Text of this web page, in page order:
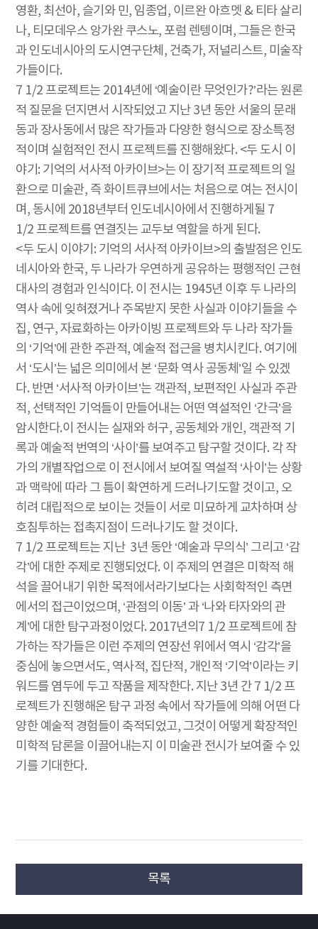
영환, 최선아, 슬기와 민, 임종업, 이르완 아흐멧 & 티타 살리
나, 티모데우스 앙가완 쿠스노, 포럼 렌텡이며, 그들은 한국
과 인도네시아의 도시연구단체, 건축가, 저널리스트, 미술작
가들이다.
7 1/2 프로젝트는 2014년에 ‘예술이란 무엇인가?’라는 원론
적 질문을 던지면서 시작되었고 지난 3년 동안 서울의 문래
동과 장사동에서 많은 작가들과 다양한 형식으로 장소특정
적이며 실험적인 전시 프로젝트를 진행해왔다. <두 도시 이
야기: 기억의 서사적 아카이브>는 이 장기적 프로젝트의 일
환으로 미술관, 즉 화이트큐브에서는 처음으로 여는 전시이
며, 동시에 2018년부터 인도네시아에서 진행하게될 7
1/2 프로젝트를 연결짓는 교두보 역할을 하게 된다.
<두 도시 이야기: 기억의 서사적 아카이브>의 출발점은 인도
네시아와 한국, 두 나라가 우연하게 공유하는 평행적인 근현
대사의 경험과 인식이다. 이 전시는 1945년 이후 두 나라의
역사 속에 잊혀졌거나 주목받지 못한 사실과 이야기들을 수
집, 연구, 자료화하는 아카이빙 프로젝트와 두 나라 작가들
의 ‘기억’에 관한 주관적, 예술적 접근을 병치시킨다. 여기에
서 ‘도시’는 넓은 의미에서 본 ‘문화 역사 공동체’일 수 있겠
다. 반면 ‘서사적 아카이브’는 객관적, 보편적인 사실과 주관
적, 선택적인 기억들이 만들어내는 어떤 역설적인 ‘간극’을
암시한다.이 전시는 실재와 허구, 공동체와 개인, 객관적 기
록과 예술적 번역의 ‘사이’를 보여주고 탐구할 것이다. 각 작
가의 개별작업으로 이 전시에서 보여질 역설적 ‘사이’는 상황
과 맥락에 따라 그 틈이 확연하게 드러나기도할 것이고, 오
히려 대립적으로 보이는 것들이 서로 미묘하게 교차하며 상
호침투하는 접촉지점이 드러나기도 할 것이다.
7 1/2 프로젝트는 지난 3년 동안 ‘예술과 무의식’ 그리고 ‘감
각’에 대한 주제로 진행되었다. 이 주제의 연결은 미학적 해
석을 끌어내기 위한 목적에서라기보다는 사회학적인 측면
에서의 접근이었으며, ‘관점의 이동’ 과 ‘나와 타자와의 관
계’에 대한 탐구과정이었다. 2017년의7 1/2 프로젝트에 참
가하는 작가들은 이런 주제의 연장선 위에서 역시 ‘감각’을
중심에 놓으면서도, 역사적, 집단적, 개인적 ‘기억’이라는 키
워드를 염두에 두고 작품을 제작한다. 지난 3년 간 7 1/2 프
로젝트가 진행해온 탐구 과정 속에서 작가들에 의해 어떤 다
양한 예술적 경험들이 축적되었고, 그것이 어떻게 확장적인
미학적 담론을 이끌어내는지 이 미술관 전시가 보여줄 수 있
기를 기대한다.
목록